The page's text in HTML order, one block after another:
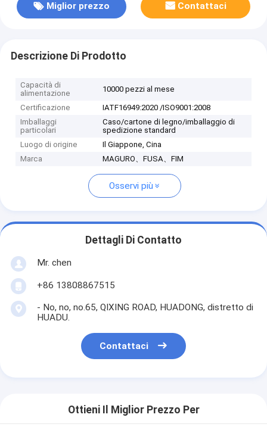
Miglior prezzo Contattaci
Descrizione Di Prodotto
Capacità di
alimentazione
10000 pezzi al mese
Certificazione
IATF16949:2020 /ISO9001:2008
Imballaggi
particolari
Caso/cartone di legno/imballaggio di
spedizione standard
Luogo di origine
Il Giappone, Cina
Marca
MAGURO、FUSA、FIM
Osservi più
Dettagli Di Contatto
Mr. chen
+86 13808867515
- No, no, no.65, QIXING ROAD, HUADONG, distretto di
HUADU.
Contattaci
Ottieni Il Miglior Prezzo Per